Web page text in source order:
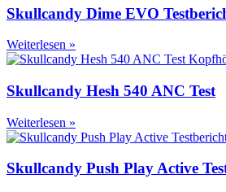
Skullcandy Dime EVO
Weiterlesen »
Skullcandy Hesh 540 ANC Test
Weiterlesen »
Skullcandy Push Play Active